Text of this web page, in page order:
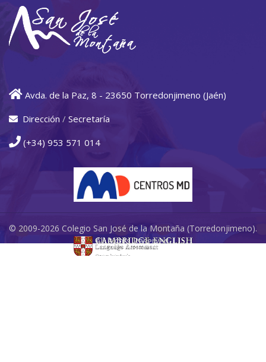
Avda. de la Paz, 8 - 23650 Torredonjimeno (Jaén)
Dirección / Secretaría
(+34) 953 571 014
© 2009-2026 Colegio San José de la Montaña (Torredonjimeno).
All Rights Reserved.